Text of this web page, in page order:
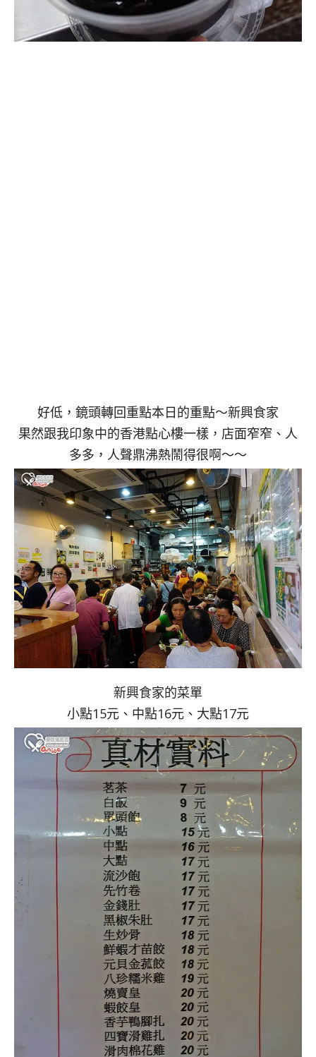
好低，鏡頭轉回重點本日的重點～新興食家
果然跟我印象中的香港點心樓一樣，店面窄窄、人
多多，人聲鼎沸熱鬧得很啊～～
新興食家的菜單
小點15元、中點16元、大點17元